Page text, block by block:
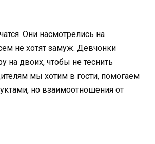
Они насмотрелись на
не хотят замуж. Девчонки
на двоих, чтобы не теснить
мы хотим в гости, помогаем
но взаимоотношения от